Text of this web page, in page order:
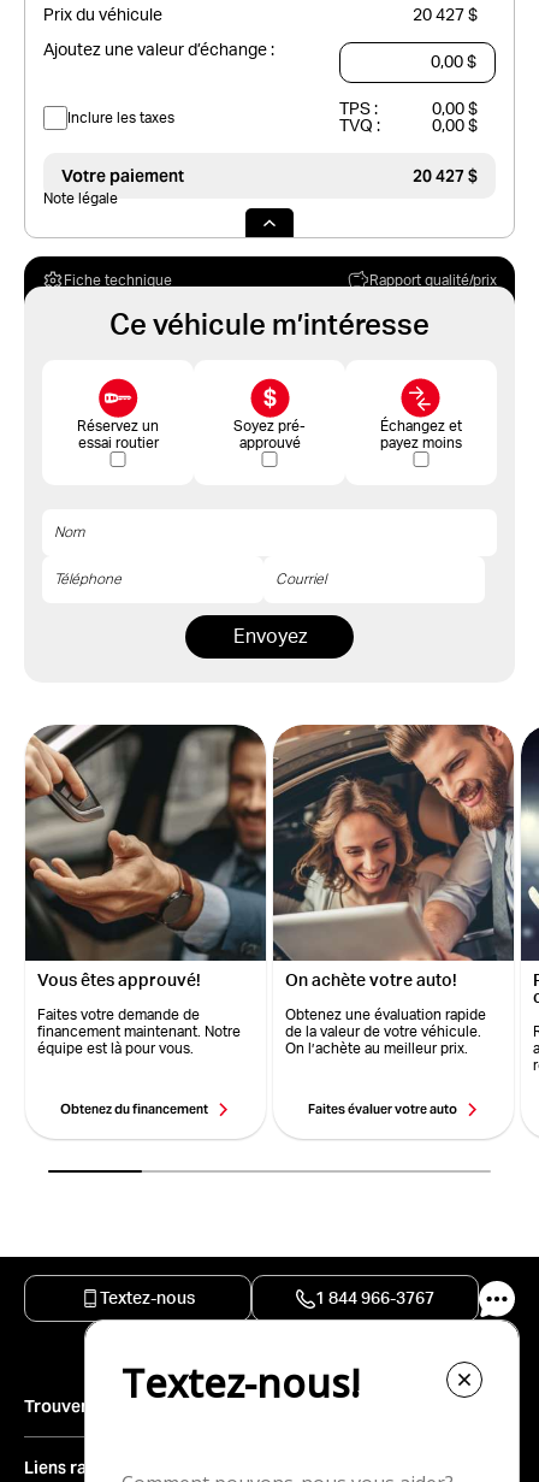
Prix du véhicule 20 427 $
Ajoutez une valeur d’échange :
Inclure les taxes TPS :
0,00 $
TVQ :
0,00 $
Votre paiement 20 427 $
Note légale
Fiche technique Rapport qualité/prix
Ce véhicule m’intéresse
Réservez un
essai routier
Soyez pré-
approuvé
Échangez et
payez moins
Envoyez
Vous êtes approuvé!
Faites votre demande de
financement maintenant. Notre
équipe est là pour vous.
Obtenez du financement
On achète votre auto!
Obtenez une évaluation rapide
de la valeur de votre véhicule.
On l’achète au meilleur prix.
Faites évaluer votre auto
Textez-nous 1 844 966-3767
Trouver un véhicule
Liens rapides